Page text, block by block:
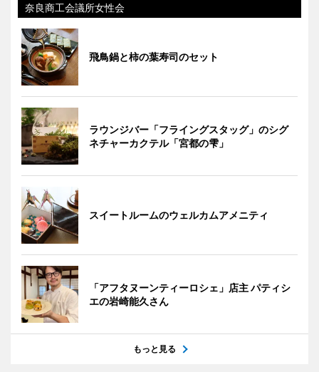
奈良商工会議所女性会
飛鳥鍋と柿の葉寿司のセット
ラウンジバー「フライングスタッグ」のシグ
ネチャーカクテル「宮都の雫」
スイートルームのウェルカムアメニティ
「アフタヌーンティーロシェ」店主 パティシ
エの岩崎能久さん
もっと見る